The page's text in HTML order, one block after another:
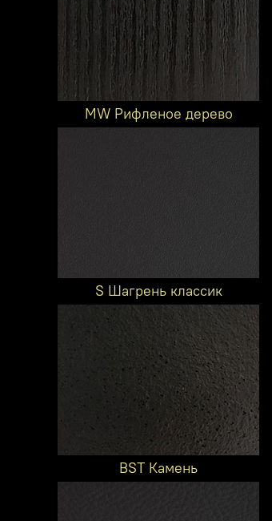
MW Рифленое дерево
S Шагрень классик
BST Камень